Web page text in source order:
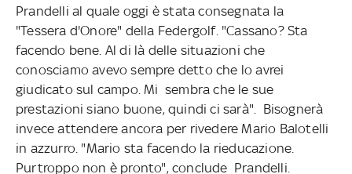
Prandelli al quale oggi è stata consegnata la
"Tessera d'Onore" della Federgolf. "Cassano? Sta
facendo bene. Al di là delle situazioni che
conosciamo avevo sempre detto che lo avrei
giudicato sul campo. Mi sembra che le sue
prestazioni siano buone, quindi ci sarà". Bisognerà
invece attendere ancora per rivedere Mario Balotelli
in azzurro. "Mario sta facendo la rieducazione.
Purtroppo non è pronto", conclude Prandelli.